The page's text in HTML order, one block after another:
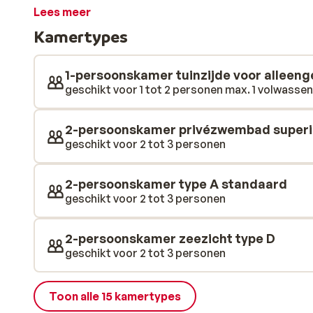
voorzieningen. Door het uitdagende waterpark met
met Olympische afmetingen kun je baantjes trekken
potje basketballen, fitnessen, of een balletje slaan op
bewegen heb je vast trek en dorst gekregen. Een
andere het Fast Food restaurant. Je smaakpapillen
restaurants. Van exotisch tot BBQ het wordt hier
‘Kalypso’, geniet je van lokale lekkernijen uit de
Lees meer
Kamertypes
1-persoonskamer tuinzijde voor
geschikt voor 1 tot 2 personen max. 1
2-persoonskamer privézwembad
geschikt voor 2 tot 3 personen
2-persoonskamer type A standaard
geschikt voor 2 tot 3 personen
2-persoonskamer zeezicht type D
geschikt voor 2 tot 3 personen
Toon alle 15 kamertypes